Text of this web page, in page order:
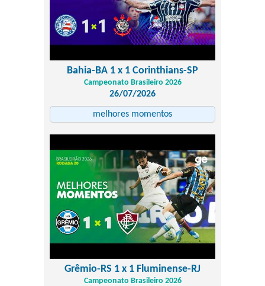
Bahia-BA 1 x 1 Corinthians-SP
Campeonato Brasileiro 2026
26/07/2026
melhores momentos
Grêmio-RS 1 x 1 Fluminense-RJ
Campeonato Brasileiro 2026